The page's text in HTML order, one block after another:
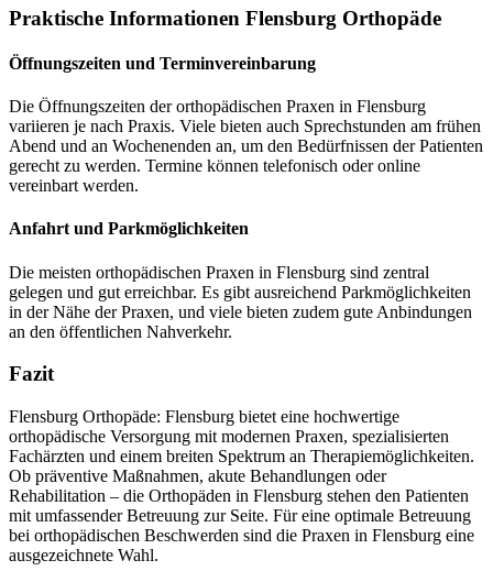
Praktische Informationen Flensburg Orthopäde
Öffnungszeiten und Terminvereinbarung
Die Öffnungszeiten der orthopädischen Praxen in Flensburg
variieren je nach Praxis. Viele bieten auch Sprechstunden am frühen
Abend und an Wochenenden an, um den Bedürfnissen der Patienten
gerecht zu werden. Termine können telefonisch oder online
vereinbart werden.
Anfahrt und Parkmöglichkeiten
Die meisten orthopädischen Praxen in Flensburg sind zentral
gelegen und gut erreichbar. Es gibt ausreichend Parkmöglichkeiten
in der Nähe der Praxen, und viele bieten zudem gute Anbindungen
an den öffentlichen Nahverkehr.
Fazit
Flensburg Orthopäde: Flensburg bietet eine hochwertige
orthopädische Versorgung mit modernen Praxen, spezialisierten
Fachärzten und einem breiten Spektrum an Therapiemöglichkeiten.
Ob präventive Maßnahmen, akute Behandlungen oder
Rehabilitation – die Orthopäden in Flensburg stehen den Patienten
mit umfassender Betreuung zur Seite. Für eine optimale Betreuung
bei orthopädischen Beschwerden sind die Praxen in Flensburg eine
ausgezeichnete Wahl.